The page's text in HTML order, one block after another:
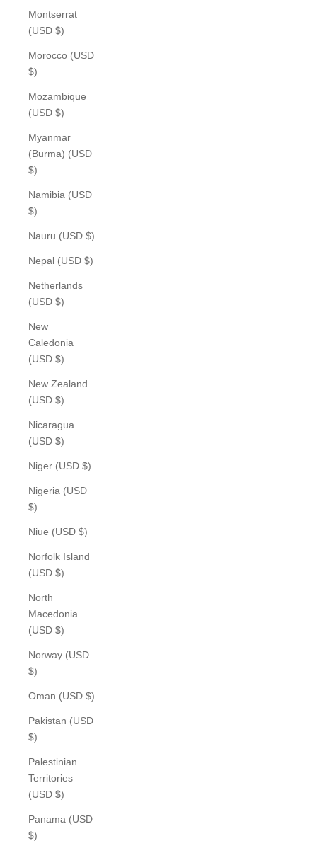
Montserrat
(USD $)
Morocco (USD
$)
Mozambique
(USD $)
Myanmar
(Burma) (USD
$)
Namibia (USD
$)
Nauru (USD $)
Nepal (USD $)
Netherlands
(USD $)
New
Caledonia
(USD $)
New Zealand
(USD $)
Nicaragua
(USD $)
Niger (USD $)
Nigeria (USD
$)
Niue (USD $)
Norfolk Island
(USD $)
North
Macedonia
(USD $)
Norway (USD
$)
Oman (USD $)
Pakistan (USD
$)
Palestinian
Territories
(USD $)
Panama (USD
$)